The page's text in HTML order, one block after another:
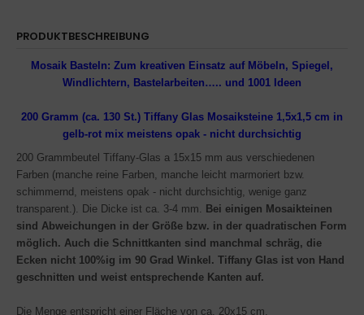
PRODUKTBESCHREIBUNG
Mosaik Basteln: Zum kreativen Einsatz auf Möbeln, Spiegel,
Windlichtern, Bastelarbeiten….. und 1001 Ideen
200 Gramm (ca. 130 St.) Tiffany Glas Mosaiksteine 1,5x1,5 cm in
gelb-rot mix meistens opak - nicht durchsichtig
200 Grammbeutel Tiffany-Glas a 15x15 mm aus verschiedenen
Farben (manche reine Farben, manche leicht marmoriert bzw.
schimmernd, meistens opak - nicht durchsichtig, wenige ganz
transparent.). Die Dicke ist ca. 3-4 mm. Bei einigen Mosaikteinen
sind Abweichungen in der Größe bzw. in der quadratischen Form
möglich. Auch die Schnittkanten sind manchmal schräg, die
Ecken nicht 100%ig im 90 Grad Winkel. Tiffany Glas ist von Hand
geschnitten und weist entsprechende Kanten auf.
Die Menge entspricht einer Fläche von ca. 20x15 cm.